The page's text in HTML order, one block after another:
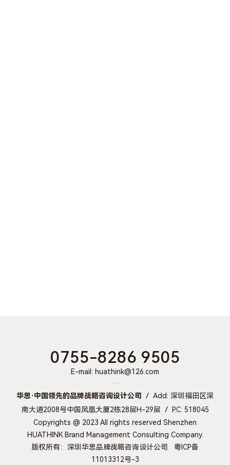
0755-8286 9505
E-mail: huathink@126.com
华思·中国领先的品牌战略咨询设计公司
Add: 深圳福田区深
南大道2008号中国凤凰大厦2栋28层H-29层
P.C: 518045
Copyrights @ 2023 All rights reserved Shenzhen
HUATHINK Brand Management Consulting Company.
版权所有：深圳华思品牌战略咨询设计公司 粤ICP备
11013312号-3